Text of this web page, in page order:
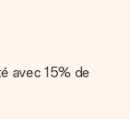
avec 15% de